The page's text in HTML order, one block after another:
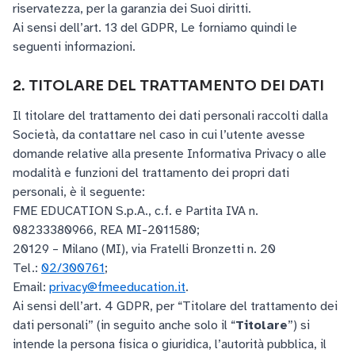
riservatezza, per la garanzia dei Suoi diritti.
Ai sensi dell’art. 13 del GDPR, Le forniamo quindi le
seguenti informazioni.
2. TITOLARE DEL TRATTAMENTO DEI DATI
Il titolare del trattamento dei dati personali raccolti dalla
Società, da contattare nel caso in cui l’utente avesse
domande relative alla presente Informativa Privacy o alle
modalità e funzioni del trattamento dei propri dati
personali, è il seguente:
FME EDUCATION S.p.A., c.f. e Partita IVA n.
08233380966, REA MI-2011580;
20129 – Milano (MI), via Fratelli Bronzetti n. 20
Tel.: 02/300761;
Email: privacy@fmeeducation.it.
Ai sensi dell’art. 4 GDPR, per “Titolare del trattamento dei
dati personali” (in seguito anche solo il “Titolare”) si
intende la persona fisica o giuridica, l’autorità pubblica, il